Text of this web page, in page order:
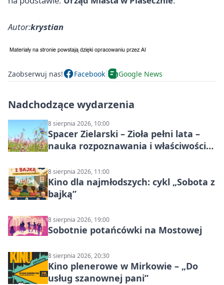
Autor:krystian
Zaobserwuj nas! Facebook Google News
Nadchodzące wydarzenia
8 sierpnia 2026, 10:00
Spacer Zielarski – Zioła pełni lata –
nauka rozpoznawania i właściwości
8 sierpnia 2026, 11:00
Kino dla najmłodszych: cykl „Sobota z
bajką”
8 sierpnia 2026, 19:00
Sobotnie potańcówki na Mostowej
8 sierpnia 2026, 20:30
Kino plenerowe w Mirkowie – „Do
usług szanownej pani”